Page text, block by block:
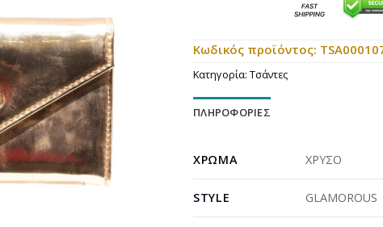
Κωδικός προϊόντος:
Κατηγορία: Τσάντες
ΠΛΗΡΟΦΟΡΊΕΣ
ΧΡΏΜΑ ΧΡΥΣΟ
STYLE GLAMOROUS